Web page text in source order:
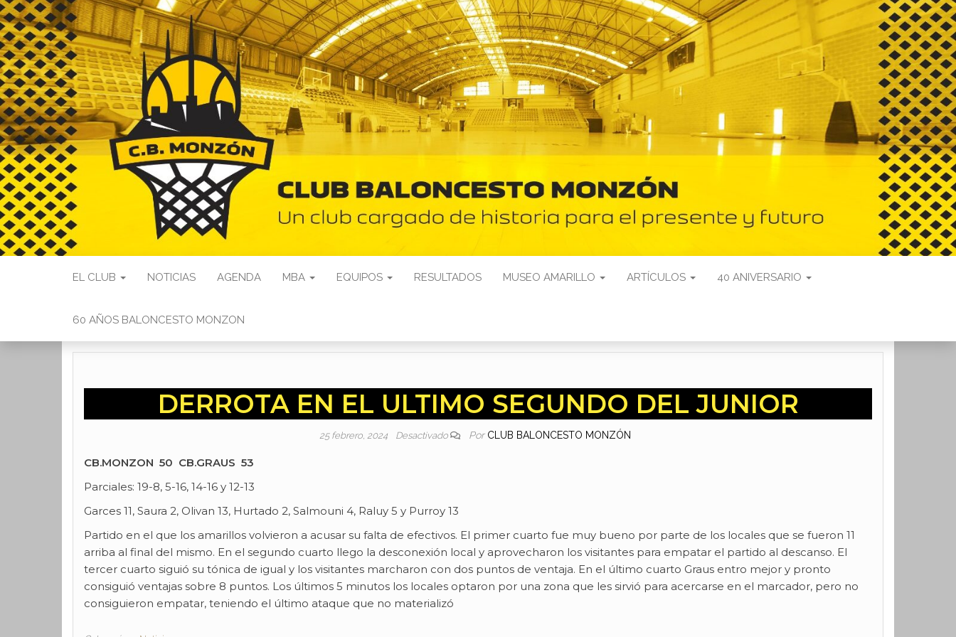
EL CLUB NOTICIAS AGENDA MBA EQUIPOS RESULTADOS MUSEO AMARILLO ARTÍCULOS 40 ANIVERSARIO
60 AÑOS BALONCESTO MONZON
DERROTA EN EL ULTIMO SEGUNDO DEL JUNIOR
25 febrero, 2024 Desactivado Por CLUB BALONCESTO MONZÓN
CB.MONZON 50 CB.GRAUS 53
Parciales: 19-8, 5-16, 14-16 y 12-13
Garces 11, Saura 2, Olivan 13, Hurtado 2, Salmouni 4, Raluy 5 y Purroy 13
Partido en el que los amarillos volvieron a acusar su falta de efectivos. El primer cuarto fue muy bueno por parte de los locales que se fueron 11
arriba al final del mismo. En el segundo cuarto llego la desconexión local y aprovecharon los visitantes para empatar el partido al descanso. El
tercer cuarto siguió su tónica de igual y los visitantes marcharon con dos puntos de ventaja. En el último cuarto Graus entro mejor y pronto
consiguió ventajas sobre 8 puntos. Los últimos 5 minutos los locales optaron por una zona que les sirvió para acercarse en el marcador, pero no
consiguieron empatar, teniendo el último ataque que no materializó